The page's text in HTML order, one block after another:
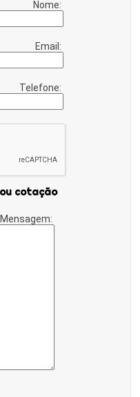
Nome:
Email:
Telefone:
cotação
Mensagem: